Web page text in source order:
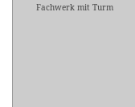
Fachwerk mit Turm